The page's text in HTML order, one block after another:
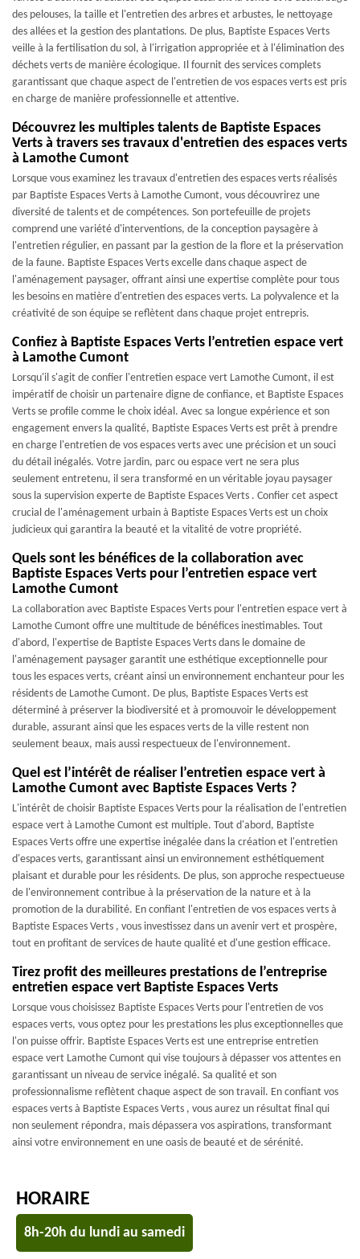
des pelouses, la taille et l'entretien des arbres et arbustes, le nettoyage
des allées et la gestion des plantations. De plus, Baptiste Espaces Verts
veille à la fertilisation du sol, à l'irrigation appropriée et à l'élimination des
déchets verts de manière écologique. Il fournit des services complets
garantissant que chaque aspect de l'entretien de vos espaces verts est pris
en charge de manière professionnelle et attentive.
Découvrez les multiples talents de Baptiste Espaces
Verts à travers ses travaux d'entretien des espaces verts
à Lamothe Cumont
Lorsque vous examinez les travaux d'entretien des espaces verts réalisés
par Baptiste Espaces Verts à Lamothe Cumont, vous découvrirez une
diversité de talents et de compétences. Son portefeuille de projets
comprend une variété d'interventions, de la conception paysagère à
l'entretien régulier, en passant par la gestion de la flore et la préservation
de la faune. Baptiste Espaces Verts excelle dans chaque aspect de
l'aménagement paysager, offrant ainsi une expertise complète pour tous
les besoins en matière d'entretien des espaces verts. La polyvalence et la
créativité de son équipe se reflètent dans chaque projet entrepris.
Confiez à Baptiste Espaces Verts l’entretien espace vert
à Lamothe Cumont
Lorsqu'il s'agit de confier l'entretien espace vert Lamothe Cumont, il est
impératif de choisir un partenaire digne de confiance, et Baptiste Espaces
Verts se profile comme le choix idéal. Avec sa longue expérience et son
engagement envers la qualité, Baptiste Espaces Verts est prêt à prendre
en charge l'entretien de vos espaces verts avec une précision et un souci
du détail inégalés. Votre jardin, parc ou espace vert ne sera plus
seulement entretenu, il sera transformé en un véritable joyau paysager
sous la supervision experte de Baptiste Espaces Verts . Confier cet aspect
crucial de l'aménagement urbain à Baptiste Espaces Verts est un choix
judicieux qui garantira la beauté et la vitalité de votre propriété.
Quels sont les bénéfices de la collaboration avec
Baptiste Espaces Verts pour l’entretien espace vert
Lamothe Cumont
La collaboration avec Baptiste Espaces Verts pour l'entretien espace vert à
Lamothe Cumont offre une multitude de bénéfices inestimables. Tout
d'abord, l'expertise de Baptiste Espaces Verts dans le domaine de
l'aménagement paysager garantit une esthétique exceptionnelle pour
tous les espaces verts, créant ainsi un environnement enchanteur pour les
résidents de Lamothe Cumont. De plus, Baptiste Espaces Verts est
déterminé à préserver la biodiversité et à promouvoir le développement
durable, assurant ainsi que les espaces verts de la ville restent non
seulement beaux, mais aussi respectueux de l'environnement.
Quel est l’intérêt de réaliser l’entretien espace vert à
Lamothe Cumont avec Baptiste Espaces Verts ?
L'intérêt de choisir Baptiste Espaces Verts pour la réalisation de l'entretien
espace vert à Lamothe Cumont est multiple. Tout d'abord, Baptiste
Espaces Verts offre une expertise inégalée dans la création et l'entretien
d'espaces verts, garantissant ainsi un environnement esthétiquement
plaisant et durable pour les résidents. De plus, son approche respectueuse
de l'environnement contribue à la préservation de la nature et à la
promotion de la durabilité. En confiant l'entretien de vos espaces verts à
Baptiste Espaces Verts , vous investissez dans un avenir vert et prospère,
tout en profitant de services de haute qualité et d'une gestion efficace.
Tirez profit des meilleures prestations de l’entreprise
entretien espace vert Baptiste Espaces Verts
Lorsque vous choisissez Baptiste Espaces Verts pour l'entretien de vos
espaces verts, vous optez pour les prestations les plus exceptionnelles que
l'on puisse offrir. Baptiste Espaces Verts est une entreprise entretien
espace vert Lamothe Cumont qui vise toujours à dépasser vos attentes en
garantissant un niveau de service inégalé. Sa qualité et son
professionnalisme reflètent chaque aspect de son travail. En confiant vos
espaces verts à Baptiste Espaces Verts , vous aurez un résultat final qui
non seulement répondra, mais dépassera vos aspirations, transformant
ainsi votre environnement en une oasis de beauté et de sérénité.
HORAIRE
8h-20h du lundi au samedi